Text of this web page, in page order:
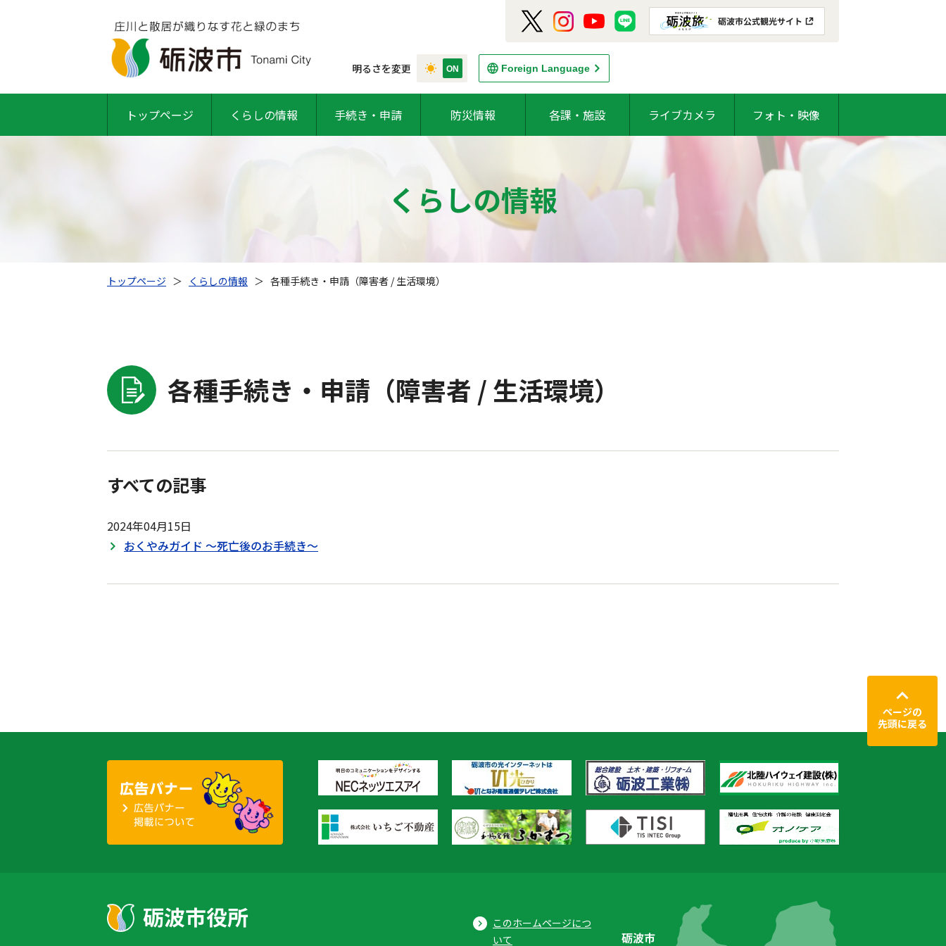
明るさを変更 Foreign Language
トップページ くらしの情報 手続き・申請 防災情報 各課・施設 ライブカメラ フォト・映像
くらしの情報
トップページ ＞ くらしの情報 ＞ 各種手続き・申請（障害者 / 生活環境）
各種手続き・申請（障害者 / 生活環境）
すべての記事
2024年04月15日
おくやみガイド ～死亡後のお手続き～
ページの
先頭に戻る
このホームページにつ
いて